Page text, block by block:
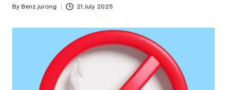
Posted
By Benz jurong 21 July 2025